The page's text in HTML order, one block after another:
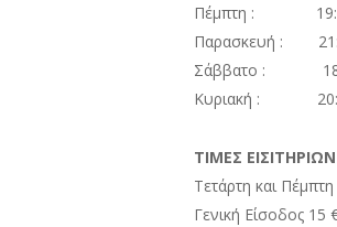
Πέμπτη : 19:00
Παρασκευή :
Σάββατο :
Κυριακή :
ΤΙΜΕΣ
Τετάρτη και
Γενική Είσοδος 15